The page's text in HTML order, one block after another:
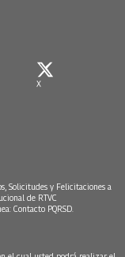
X
Solicitudes y Felicitaciones a
de RTVC
Contacto PQRSD.